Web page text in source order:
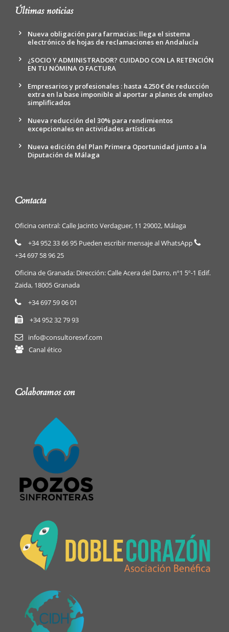
Últimas noticias
Nueva obligación para farmacias: llega el sistema
electrónico de hojas de reclamaciones en Andalucía
¿SOCIO Y ADMINISTRADOR? CUIDADO CON LA RETENCIÓN
EN TU NÓMINA O FACTURA
Empresarios y profesionales : hasta 4.250 € de reducción
extra en la base imponible al aportar a planes de empleo
simplificados
Nueva reducción del 30% para rendimientos
excepcionales en actividades artísticas
Nueva edición del Plan Primera Oportunidad junto a la
Diputación de Málaga
Contacta
Oficina central: Calle Jacinto Verdaguer, 11 29002, Málaga
+34 952 33 66 95 Pueden escribir mensaje al WhatsApp
+34 697 58 96 25
Oficina de Granada: Dirección: Calle Acera del Darro, nº1 5º-1 Edif.
Zaida, 18005 Granada
+34 697 59 06 01
+34 952 32 79 93
info@consultoresvf.com
Canal ético
Colaboramos con